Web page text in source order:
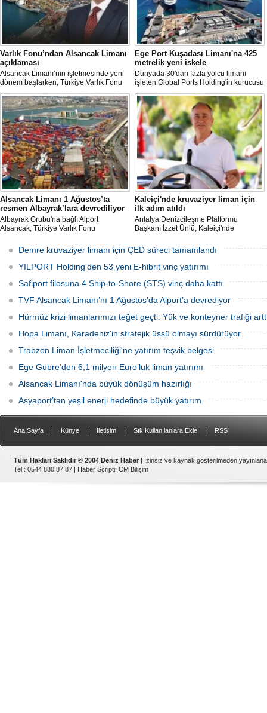
Varlık Fonu’ndan Alsancak Limanı
açıklaması
Alsancak Limanı’nın işletmesinde yeni
dönem başlarken, Türkiye Varlık Fonu
Yatırımlardan Sorumlu Genel Müdür
Yardımcısı Aziz Murat Uluğ, limanda
satış ya da imtiyaz devri yapılmadığını
belirterek, “Yük limanı operasyonlarını
yerli ve milli Alport’a teslim ettik”
açıklamasında bulundu.
Ege Port Kuşadası Limanı'na 425
metrelik yeni iskele
Dünyada 30'dan fazla yolcu limanı
işleten Global Ports Holding'in kurucusu
ve Yönetim Kurulu Başkanı Mehmet
Kutman'ın sahibi olduğu Ege Port
Kuşadası, yeni bir yatırım hamlesine
hazırlanıyor.
Alsancak Limanı 1 Ağustos’ta
resmen Albayrak’lara devrediliyor
Albayrak Grubu'na bağlı Alport
Alsancak, Türkiye Varlık Fonu
yük limanı işletmesini 1 Ağustos 2026
itibarıyla devralacağını liman
kullanıcılarına gönderdiği resmi yazıyla
Kaleiçi'nde kruvaziyer liman için
ilk adım atıldı
Antalya Denizcileşme Platformu
Başkanı İzzet Ünlü, Kaleiçi'nde
Ulaştırma ve Altyapı Bakanlığı 6'ncı
Bölge Müdürlüğü tarafından teknik
çalışma başlatıldığını açıkladı.
Demre kruvaziyer limanı için ÇED süreci tamamlandı
YILPORT Holding’den 53 yeni E-hibrit vinç yatırımı
Safiport filosuna 4 Ship-to-Shore (STS) vinç daha kattı
TVF Alsancak Limanı’nı 1 Ağustos’da Alport’a devrediyor
Hürmüz krizi limanlarımızı teğet geçti: Yük ve konteyner trafiği
Hopa Limanı, Karadeniz'in stratejik üssü olmayı sürdürüyor
Trabzon Liman İşletmeciliği'ne yatırım teşvik belgesi
Ege Gübre’den 6,1 milyon Euro’luk liman yatırımı
Alsancak Limanı'nda büyük dönüşüm hazırlığı
Asyaport’tan yeşil enerji hedefinde büyük yatırım
Ana Sayfa Künye İletişim Sık Kullanılanlara Ekle RSS
Tüm Hakları Saklıdır © 2004 Deniz Haber | İzinsiz ve kaynak gösterilmeden
Tel : 0544 880 87 87 | Haber Scripti: CM Bilişim